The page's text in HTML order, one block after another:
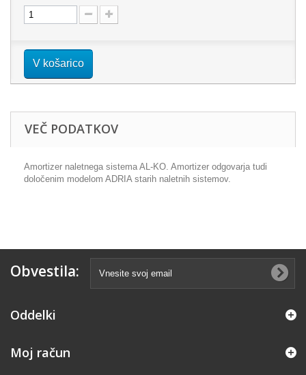
V košarico
VEČ PODATKOV
Amortizer naletnega sistema AL-KO. Amortizer odgovarja tudi
določenim modelom ADRIA starih naletnih sistemov.
Obvestila:
Oddelki
Moj račun